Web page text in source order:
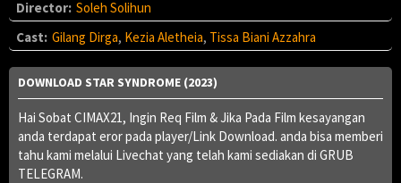
Director: Soleh Solihun
Cast: Gilang Dirga, Kezia Aletheia, Tissa Biani Azzahra
DOWNLOAD STAR SYNDROME (2023)
Hai Sobat CIMAX21, Ingin Req Film & Jika Pada Film kesayangan
anda terdapat eror pada player/Link Download. anda bisa memberi
tahu kami melalui Livechat yang telah kami sediakan di GRUB
TELEGRAM.